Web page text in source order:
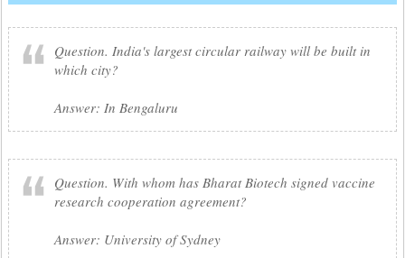
Question. India's largest circular railway will be built in
which city?
Answer: In Bengaluru
Question. With whom has Bharat Biotech signed vaccine
research cooperation agreement?
Answer: University of Sydney